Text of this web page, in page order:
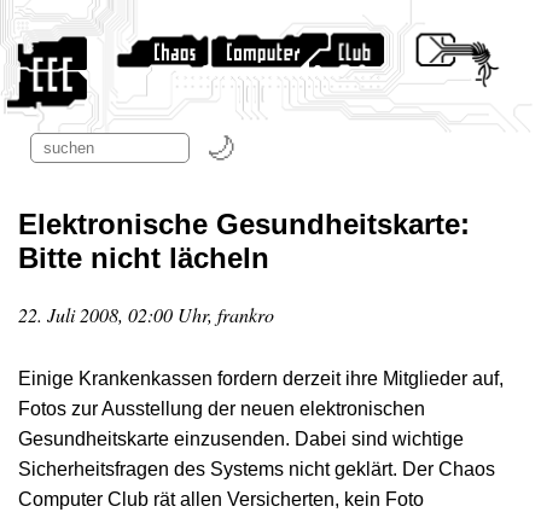
Elektronische Gesundheitskarte:
Bitte nicht lächeln
22. Juli 2008, 02:00 Uhr, frankro
Einige Krankenkassen fordern derzeit ihre Mitglieder auf,
Fotos zur Ausstellung der neuen elektronischen
Gesundheitskarte einzusenden. Dabei sind wichtige
Sicherheitsfragen des Systems nicht geklärt. Der Chaos
Computer Club rät allen Versicherten, kein Foto